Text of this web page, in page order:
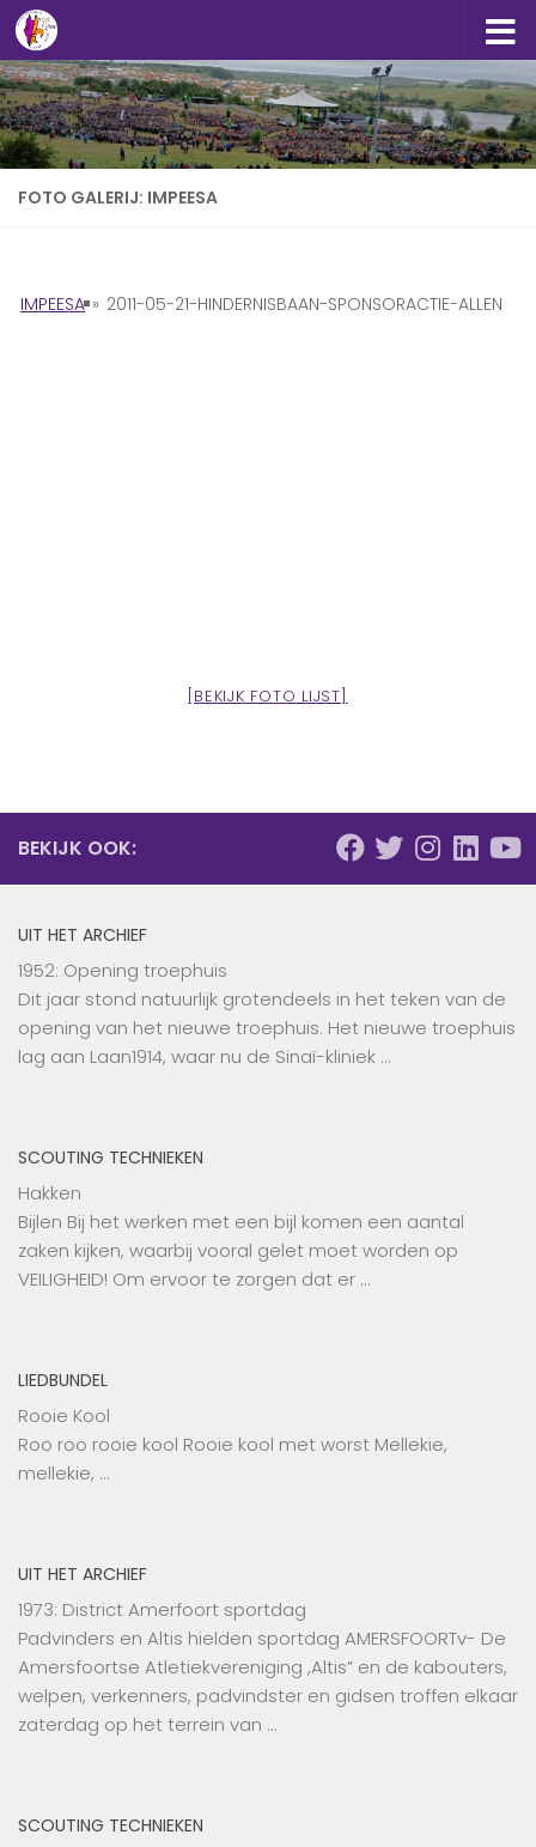
Doorgaan naar inhoud
FOTO GALERIJ: IMPEESA
IMPEESA » 2011-05-21-HINDERNISBAAN-SPONSORACTIE-ALLEN
[BEKIJK FOTO LIJST]
BEKIJK OOK:
UIT HET ARCHIEF
1952: Opening troephuis
Dit jaar stond natuurlijk grotendeels in het teken van de
opening van het nieuwe troephuis. Het nieuwe troephuis
lag aan Laan1914, waar nu de Sinaï-kliniek …
SCOUTING TECHNIEKEN
Hakken
Bijlen Bij het werken met een bijl komen een aantal
zaken kijken, waarbij vooral gelet moet worden op
VEILIGHEID! Om ervoor te zorgen dat er …
LIEDBUNDEL
Rooie Kool
Roo roo rooie kool Rooie kool met worst Mellekie,
mellekie, …
UIT HET ARCHIEF
1973: District Amerfoort sportdag
Padvinders en Altis hielden sportdag AMERSFOORTv- De
Amersfoortse Atletiekvereniging ,Altis” en de kabouters,
welpen, verkenners, padvindster en gidsen troffen elkaar
zaterdag op het terrein van …
SCOUTING TECHNIEKEN